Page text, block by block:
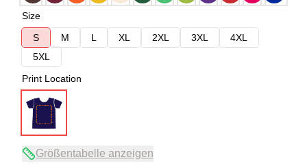
Size
S
M L XL 2XL 3XL
4XL
5XL
Print Location
Größentabelle anzeigen